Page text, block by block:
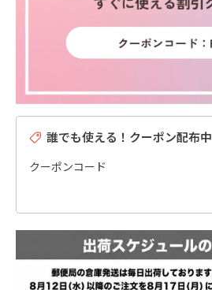
誰でも使える！クーポン配布中
クーポンコード